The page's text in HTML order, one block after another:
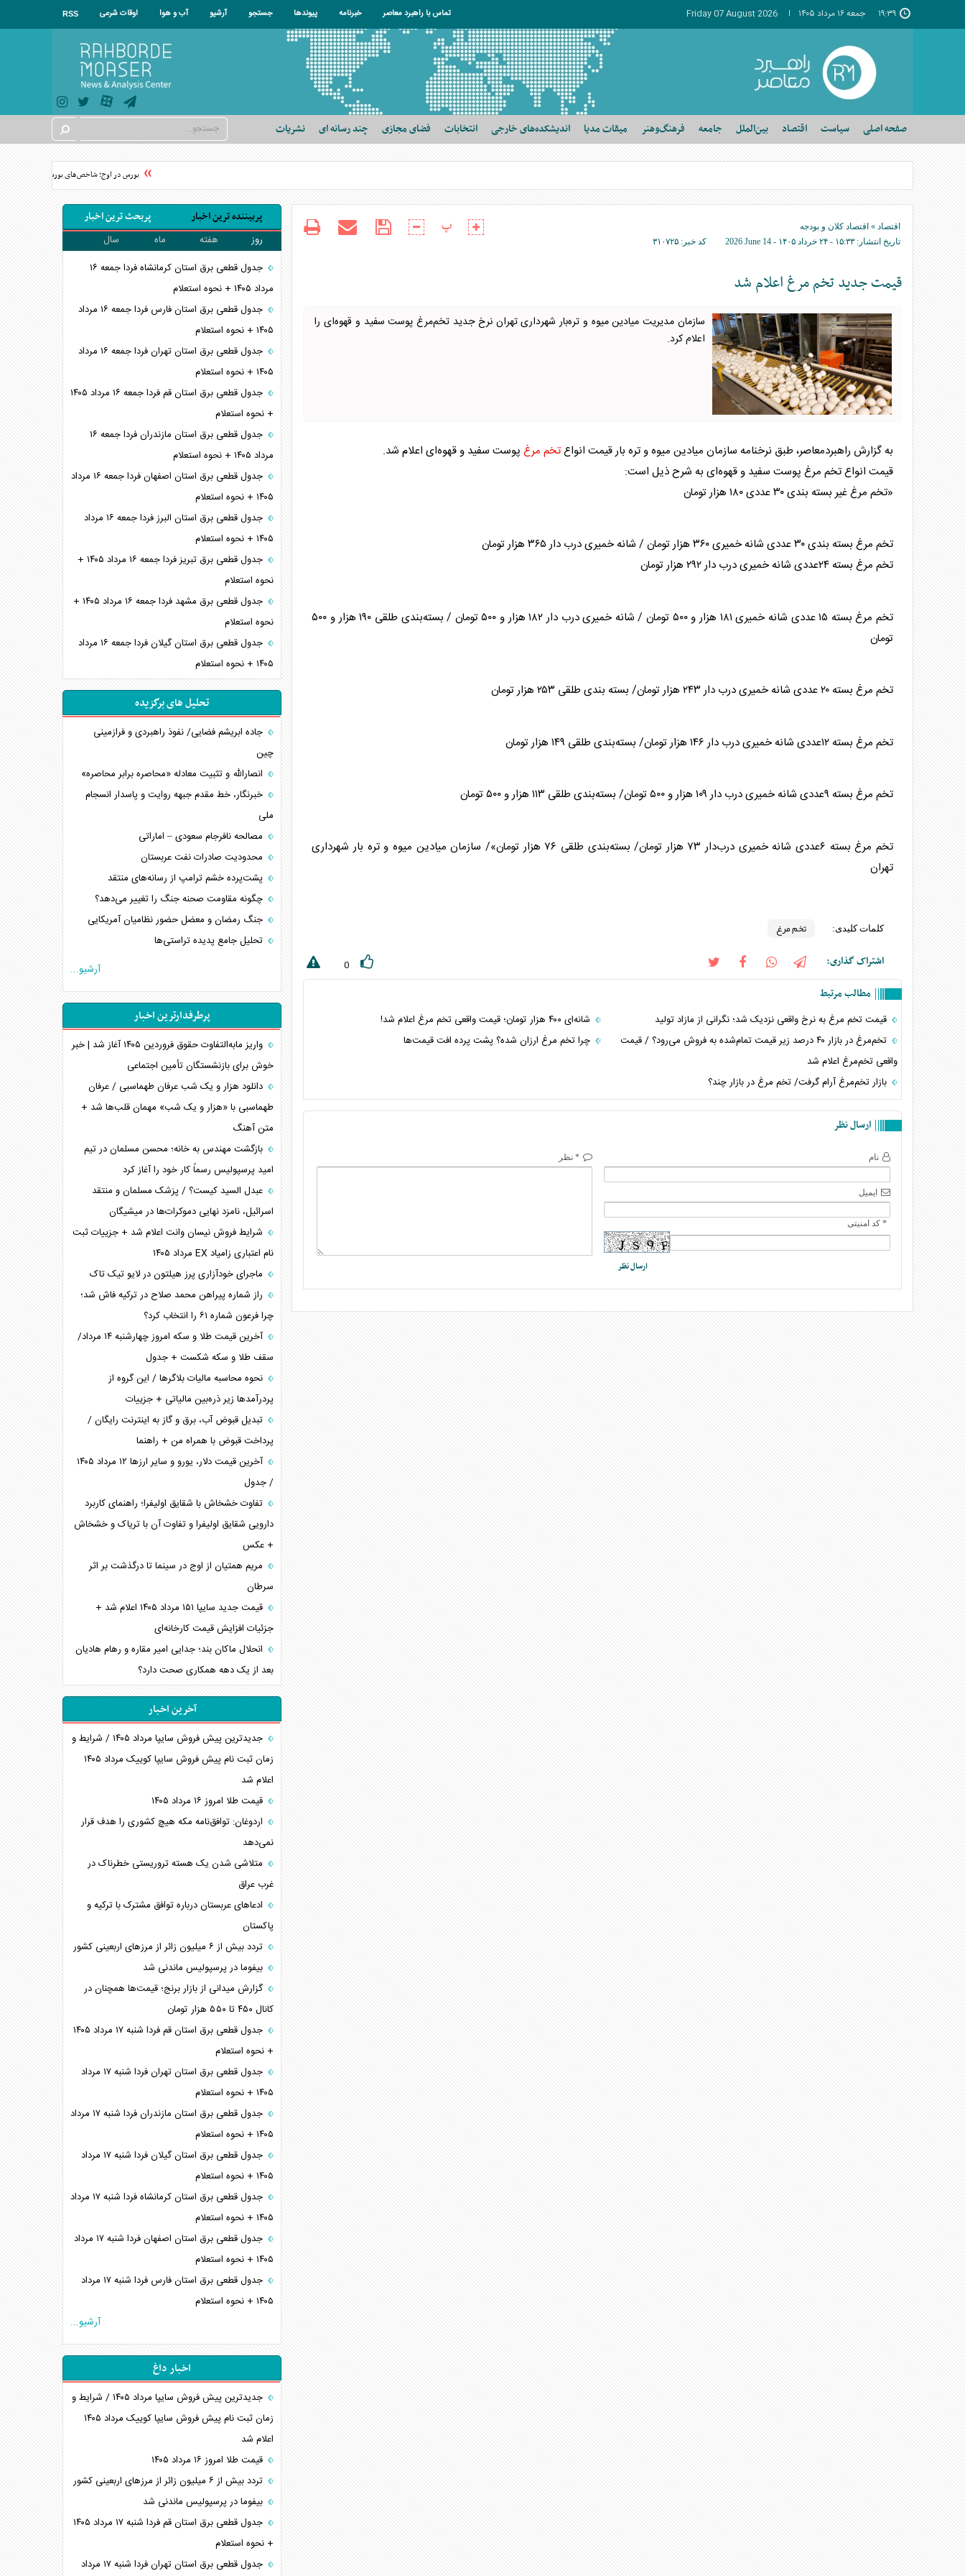
۱۹:۳۹ جمعه ۱۶ مرداد ۱۴۰۵ Friday 07 August 2026 تماس با راهبرد معاصر خبرنامه پیوندها جستجو آرشیو آب و هوا اوقات شرعی RSS
صفحه اصلی سیاست اقتصاد بین‌الملل جامعه فرهنگ‌وهنر میقات مدیا اندیشکده‌های خارجی انتخابات فضای مجازی چند رسانه ای نشریات
بورس در اوج؛ شاخص‌های بورس به قله تاریخی
اقتصاد » اقتصاد کلان و بودجه
تاریخ انتشار: ۱۵:۳۳ - ۲۴ خرداد ۱۴۰۵ - 2026 June 14 کد خبر: ۳۱۰۷۲۵
پ
قیمت جدید تخم مرغ اعلام شد
سازمان مدیریت میادین میوه و تره‌بار شهرداری تهران نرخ جدید تخم‌مرغ پوست سفید و قهوه‌ای را
اعلام کرد.
به گزارش راهبردمعاصر، طبق نرخنامه سازمان میادین میوه و تره بار قیمت انواعتخم مرغ پوست سفید و قهوه‌ای اعلام شد.
قیمت انواعتخم مرغ پوست سفید و قهوه‌ای به شرح ذیل است:
«تخم مرغغیر بسته بندی ۳۰ عددی ۱۸۰ هزار تومان
تخم مرغ بسته بندی ۳۰ عددی شانه خمیری ۳۶۰ هزار تومان / شانه خمیری درب دار ۳۶۵ هزار تومان
تخم مرغ بسته ۲۴عددی شانه خمیری درب دار ۲۹۲ هزار تومان
تخم مرغ
بسته ۱۵ عددی شانه خمیری ۱۸۱ هزار و ۵۰۰ تومان / شانه خمیری درب دار ۱۸۲ هزار و ۵۰۰ تومان / بسته‌بندی طلقی ۱۹۰ هزار و ۵۰۰
تومان
تخم مرغ بسته ۲۰ عددی شانه خمیری درب دار ۲۴۳ هزار تومان/ بسته بندی طلقی ۲۵۳ هزار تومان
تخم مرغ بسته ۱۲عددی شانه خمیری درب دار ۱۴۶ هزار تومان/ بسته‌بندی طلقی ۱۴۹ هزار تومان
تخم مرغ بسته ۹عددی شانه خمیری درب دار ۱۰۹ هزار و ۵۰۰ تومان/ بسته‌بندی طلقی ۱۱۳ هزار و ۵۰۰ تومان
تخم مرغ
بسته ۶عددی شانه خمیری درب‌دار ۷۳ هزار تومان/ بسته‌بندی طلقی ۷۶ هزار تومان»/ سازمان میادین میوه و تره بار شهرداری
تهران
کلمات کلیدی: تخم مرغ
اشتراک گذاری: 0
مطالب مرتبط
قیمت تخم‌ مرغ به نرخ واقعی نزدیک شد؛ نگرانی از مازاد تولید
شانه‌ای ۴۰۰ هزار تومان؛ قیمت واقعی تخم‌ مرغ اعلام شد!
تخم‌مرغ در بازار ۴۰ درصد زیر قیمت تمام‌شده به فروش می‌رود؟ / قیمت
واقعی تخم‌مرغ اعلام شد
چرا تخم‌ مرغ ارزان شده؟ پشت پرده افت قیمت‌ها
بازار تخم‌مرغ آرام گرفت/ تخم مرغ در بازار چند؟
ارسال نظر
نام
ایمیل
* کد امنیتی
* نظر
پربیننده ترین اخبار پربحث ترین اخبار
روز هفته ماه
سال
جدول قطعی برق استان کرمانشاه فردا جمعه ۱۶
مرداد ۱۴۰۵ + نحوه استعلام
جدول قطعی برق استان فارس فردا جمعه ۱۶ مرداد
۱۴۰۵ + نحوه استعلام
جدول قطعی برق استان تهران فردا جمعه ۱۶ مرداد
۱۴۰۵ + نحوه استعلام
جدول قطعی برق استان قم فردا جمعه ۱۶ مرداد ۱۴۰۵
+ نحوه استعلام
جدول قطعی برق استان مازندران فردا جمعه ۱۶
مرداد ۱۴۰۵ + نحوه استعلام
جدول قطعی برق استان اصفهان فردا جمعه ۱۶ مرداد
۱۴۰۵ + نحوه استعلام
جدول قطعی برق استان البرز فردا جمعه ۱۶ مرداد
۱۴۰۵ + نحوه استعلام
جدول قطعی برق تبریز فردا جمعه ۱۶ مرداد ۱۴۰۵ +
نحوه استعلام
جدول قطعی برق مشهد فردا جمعه ۱۶ مرداد ۱۴۰۵ +
نحوه استعلام
جدول قطعی برق استان گیلان فردا جمعه ۱۶ مرداد
۱۴۰۵ + نحوه استعلام
تحلیل های برگزیده
جاده ابریشم فضایی/ نفوذ راهبردی و فرازمینی
چین
انصارالله و تثبیت معادله «محاصره برابر محاصره»
خبرنگار، خط مقدم جبهه روایت و پاسدار انسجام
ملی
مصالحه نافرجام سعودی – اماراتی
محدودیت صادرات نفت عربستان
پشت‌پرده خشم ترامپ از رسانه‌های منتقد
چگونه مقاومت صحنه جنگ را تغییر می‌دهد؟
جنگ رمضان و معضل حضور نظامیان آمریکایی
تحلیل جامع پدیده تراستی‌ها
غرب
اربعین، کابوس مشترک تل‌آویو-واشنگتن
برنامه هفتم توسعه در نقطه کور سیاستگذاری
کنوانسیون دریای خزر در راستای منافع ملی است؟
اوکراین بازوی مخرب آمریکا در غرب آسیا
اهمیت راهبردی اردن برای آمریکا
پیام، ظرفیت بالفعل‌نشده تجارت ایران
همسویی عربستان با سنتکام علیه متحدان ایران
ترامپ و توهم خلع سلاح حماس
چرا کویت به دنبال شریک امنیتی جدید است؟
آرشیو...
پرطرفدارترین اخبار
واریز مابه‌التفاوت حقوق فروردین ۱۴۰۵ آغاز شد | خبر
خوش برای بازنشستگان تأمین اجتماعی
دانلود هزار و یک شب عرفان طهماسبی / عرفان
طهماسبی با «هزار و یک شب» مهمان قلب‌ها شد +
متن آهنگ
بازگشت مهندس به خانه؛ محسن مسلمان در تیم
امید پرسپولیس رسماً کار خود را آغاز کرد
عبدل السید کیست؟ / پزشک مسلمان و منتقد
اسرائیل، نامزد نهایی دموکرات‌ها در میشیگان
شرایط فروش نیسان وانت اعلام شد + جزییات ثبت
نام اعتباری زامیاد EX مرداد ۱۴۰۵
ماجرای خودآزاری پرز هیلتون در لایو تیک تاک
راز شماره پیراهن محمد صلاح در ترکیه فاش شد؛
چرا فرعون شماره ۶۱ را انتخاب کرد؟
آخرین قیمت طلا و سکه امروز چهارشنبه ۱۴ مرداد/
سقف طلا و سکه شکست + جدول
نحوه محاسبه مالیات بلاگر‌ها / این گروه از
پردرآمد‌ها زیر ذره‌بین مالیاتی + جزییات
تبدیل قبوض آب، برق و گاز به اینترنت رایگان /
پرداخت قبوض با همراه من + راهنما
آخرین قیمت دلار، یورو و سایر ارز‌ها ۱۲ مرداد ۱۴۰۵
/ جدول
تفاوت خشخاش با شقایق اولیفرا؛ راهنمای کاربرد
دارویی شقایق اولیفرا و تفاوت آن با تریاک و خشخاش
+ عکس
مریم همتیان از اوج در سینما تا درگذشت بر اثر
سرطان
قیمت جدید سایپا ۱۵۱ مرداد ۱۴۰۵ اعلام شد +
جزئیات افزایش قیمت کارخانه‌ای
انحلال ماکان بند؛ جدایی امیر مقاره و رهام هادیان
بعد از یک دهه همکاری صحت دارد؟
آخرین اخبار
جدیدترین پیش فروش سایپا مرداد ۱۴۰۵ / شرایط و
زمان ثبت نام پیش فروش سایپا کوییک مرداد ۱۴۰۵
اعلام شد
قیمت طلا امروز ۱۶ مرداد ۱۴۰۵
اردوغان: توافق‌نامه مکه هیچ کشوری را هدف قرار
نمی‌دهد
متلاشی شدن یک هسته تروریستی خطرناک در
غرب عراق
ادعاهای عربستان درباره توافق مشترک با ترکیه و
پاکستان
تردد بیش از ۶ میلیون زائر از مرزهای اربعینی کشور
بیفوما در پرسپولیس ماندنی شد
گزارش میدانی از بازار برنج؛ قیمت‌ها همچنان در
کانال ۴۵۰ تا ۵۵۰ هزار تومان
جدول قطعی برق استان قم فردا شنبه ۱۷ مرداد ۱۴۰۵
+ نحوه استعلام
جدول قطعی برق استان تهران فردا شنبه ۱۷ مرداد
۱۴۰۵ + نحوه استعلام
جدول قطعی برق استان مازندران فردا شنبه ۱۷ مرداد
۱۴۰۵ + نحوه استعلام
جدول قطعی برق استان گیلان فردا شنبه ۱۷ مرداد
۱۴۰۵ + نحوه استعلام
جدول قطعی برق استان کرمانشاه فردا شنبه ۱۷ مرداد
۱۴۰۵ + نحوه استعلام
جدول قطعی برق استان اصفهان فردا شنبه ۱۷ مرداد
۱۴۰۵ + نحوه استعلام
جدول قطعی برق استان فارس فردا شنبه ۱۷ مرداد
۱۴۰۵ + نحوه استعلام
آرشیو...
اخبار داغ
جدیدترین پیش فروش سایپا مرداد ۱۴۰۵ / شرایط و
زمان ثبت نام پیش فروش سایپا کوییک مرداد ۱۴۰۵
اعلام شد
قیمت طلا امروز ۱۶ مرداد ۱۴۰۵
تردد بیش از ۶ میلیون زائر از مرزهای اربعینی کشور
بیفوما در پرسپولیس ماندنی شد
جدول قطعی برق استان قم فردا شنبه ۱۷ مرداد ۱۴۰۵
+ نحوه استعلام
جدول قطعی برق استان تهران فردا شنبه ۱۷ مرداد